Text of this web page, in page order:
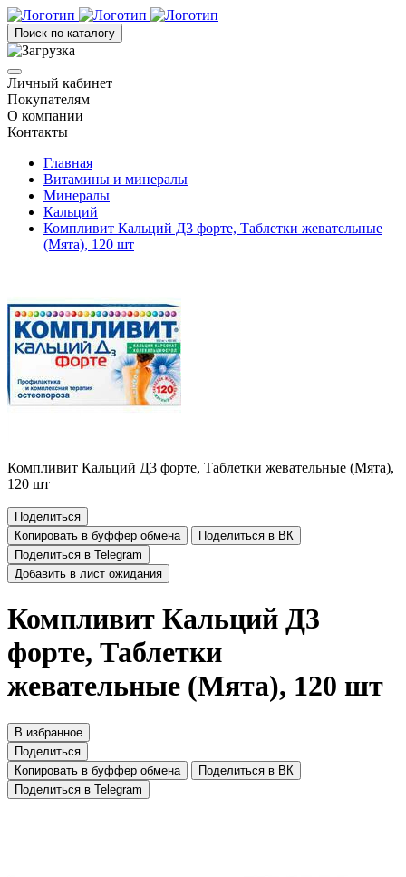
Поиск по каталогу
Личный кабинет
Покупателям
О компании
Контакты
Главная
Витамины и минералы
Минералы
Кальций
Компливит Кальций Д3 форте, Таблетки жевательные
(Мята), 120 шт
Компливит Кальций Д3 форте, Таблетки жевательные (Мята),
120 шт
Поделиться
Копировать в буффер обмена
Поделиться в ВК
Поделиться в Telegram
Добавить в лист ожидания
Компливит Кальций Д3
форте, Таблетки
жевательные (Мята), 120 шт
В избранное
Поделиться
Копировать в буффер обмена
Поделиться в ВК
Поделиться в Telegram